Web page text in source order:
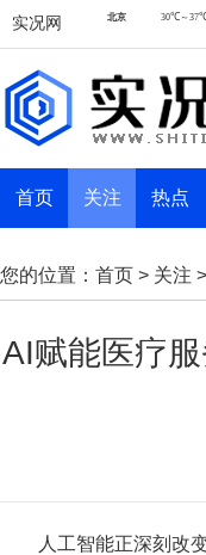
实况网
首页 关注 热点
您的位置： 首页 > 关注 >
AI赋能医疗
人工智能正深刻改